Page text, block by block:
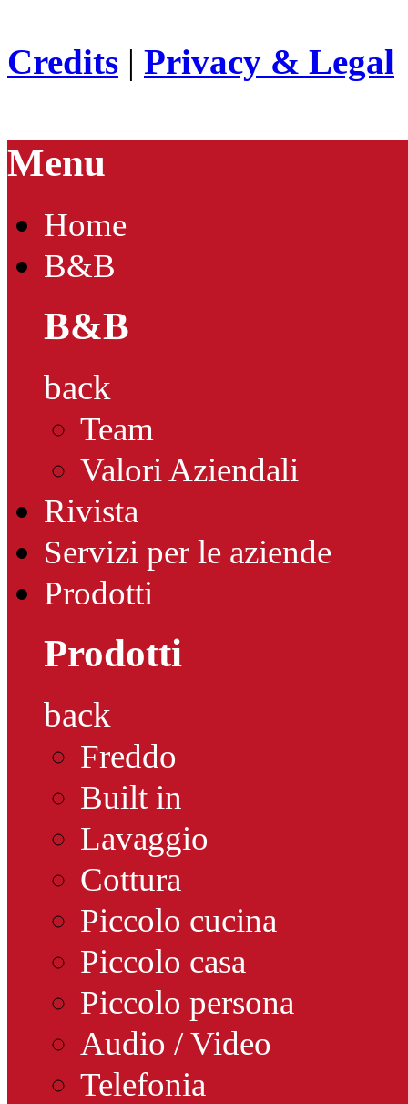
Credits | Privacy & Legal
Menu
Home
B&B
B&B
back
Team
Valori Aziendali
Rivista
Servizi per le aziende
Prodotti
Prodotti
back
Freddo
Built in
Lavaggio
Cottura
Piccolo cucina
Piccolo casa
Piccolo persona
Audio / Video
Telefonia